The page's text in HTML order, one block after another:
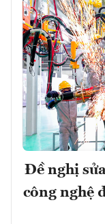
Đề nghị
công nghệ